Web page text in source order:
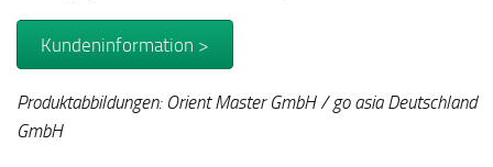
Kundeninformation >
Produktabbildungen: Orient Master GmbH / go asia Deutschland
GmbH